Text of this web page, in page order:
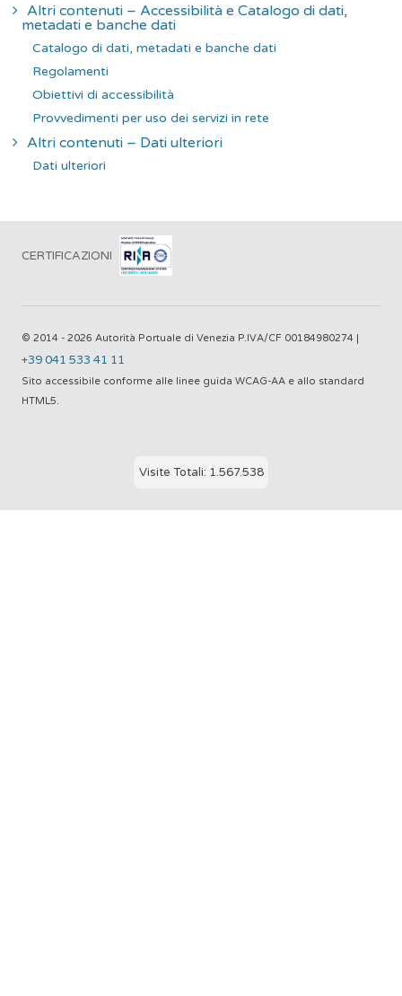
Altri contenuti – Accessibilità e Catalogo di dati,
metadati e banche dati
Catalogo di dati, metadati e banche dati
Regolamenti
Obiettivi di accessibilità
Provvedimenti per uso dei servizi in rete
Altri contenuti – Dati ulteriori
Dati ulteriori
CERTIFICAZIONI
© 2014 - 2026 Autorità Portuale di Venezia P.IVA/CF 00184980274 |
+39 041 533 41 11
Sito accessibile conforme alle linee guida WCAG-AA e allo standard
HTML5.
Visite Totali: 1.567.538